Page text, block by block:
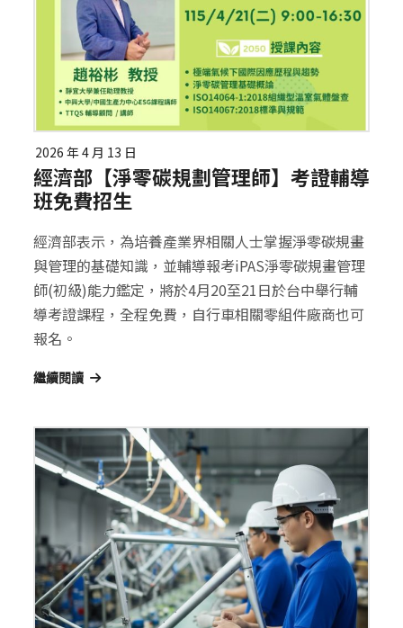
2026 年 4 月 13 日
經濟部【淨零碳規劃管理師】考證輔導
班免費招生
經濟部表示，為培養產業界相關人士掌握淨零碳規畫
與管理的基礎知識，並輔導報考iPAS淨零碳規畫管理
師(初級)能力鑑定，將於4月20至21日於台中舉行輔
導考證課程，全程免費，自行車相關零組件廠商也可
報名。
繼續閱讀